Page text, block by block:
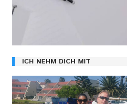
ICH NEHM DICH MIT